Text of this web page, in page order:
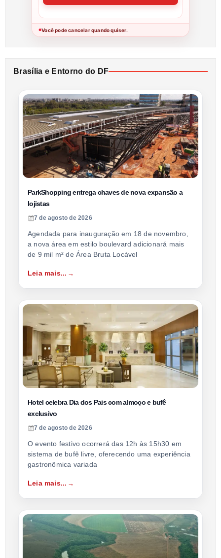
●Você pode cancelar quando quiser.
Brasília e Entorno do DF
ParkShopping entrega chaves de nova expansão a
lojistas
7 de agosto de 2026
Agendada para inauguração em 18 de novembro,
a nova área em estilo boulevard adicionará mais
de 9 mil m² de Área Bruta Locável
Leia mais...
Hotel celebra Dia dos Pais com almoço e bufê
exclusivo
7 de agosto de 2026
O evento festivo ocorrerá das 12h às 15h30 em
sistema de bufê livre, oferecendo uma experiência
gastronômica variada
Leia mais...